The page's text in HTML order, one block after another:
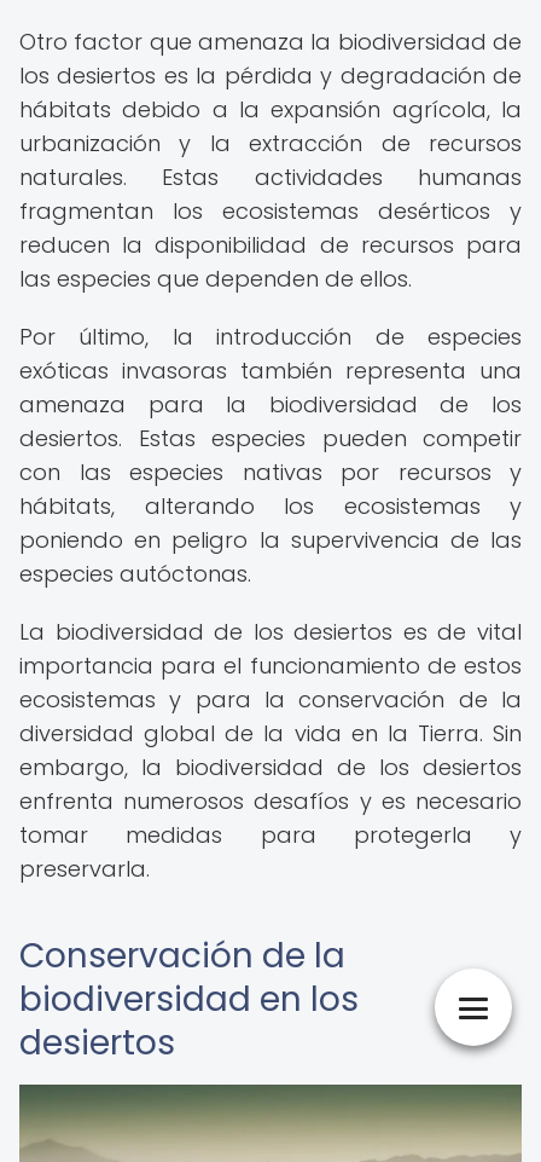
Otro factor que amenaza la biodiversidad de
los desiertos es la pérdida y degradación de
hábitats debido a la expansión agrícola, la
urbanización y la extracción de recursos
naturales. Estas actividades humanas
fragmentan los ecosistemas desérticos y
reducen la disponibilidad de recursos para
las especies que dependen de ellos.
Por último, la introducción de especies
exóticas invasoras también representa una
amenaza para la biodiversidad de los
desiertos. Estas especies pueden competir
con las especies nativas por recursos y
hábitats, alterando los ecosistemas y
poniendo en peligro la supervivencia de las
especies autóctonas.
La biodiversidad de los desiertos es de vital
importancia para el funcionamiento de estos
ecosistemas y para la conservación de la
diversidad global de la vida en la Tierra. Sin
embargo, la biodiversidad de los desiertos
enfrenta numerosos desafíos y es necesario
tomar medidas para protegerla y
preservarla.
Conservación de la
biodiversidad en los
desiertos